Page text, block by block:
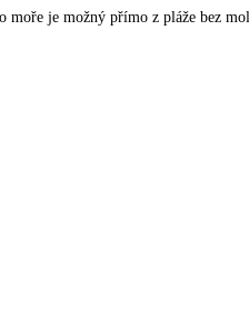
je možný přímo z pláže bez